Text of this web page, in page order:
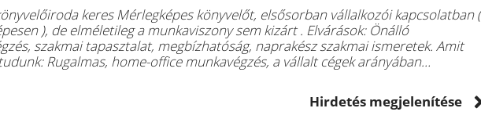
fejlett informatikai infrastruktúra
időszakokban rugalmas munkaidő
juttatások és partneri kedvezmények
támogató csapat és munkakörnyezet Szeged belvárosában
fél év után megegyezés alapján
Fényképes szakmai önéletrajzodat, releváns tapasztalataid feltüntetésével az
címre várjuk:
hozzánk, és építsd tovább szakmai karriered!
keres Mérlegképes könyvelőt, elsősorban vállalkozói kapcsolatban (
), de elméletileg a munkaviszony sem kizárt . Elvárások: Önálló
szakmai tapasztalat, megbízhatóság, naprakész szakmai ismeretek. Amit
Rugalmas, home-office munkavégzés, a vállalt cégek arányában
háttér. RLB / Infotéka programok ismerete előny! Jelentkezés: (lehetőleg
fényképes) önéletrajzzal az alábbi email címre : smici0202@gmail.comHirdetés megjelenítése